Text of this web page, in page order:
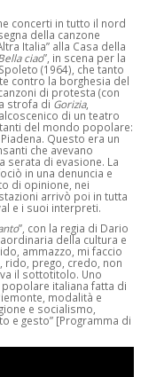
concerti in tutto il nord
della canzone
Italia” alla Casa della
ciao”, in scena per la
(1964), che tanto
contro la borghesia del
di protesta (con
strofa diGorizia,
di un teatro
del mondo popolare:
Questo era un
che avevano
serata di evasione. La
in una denuncia e
di opinione, nei
arrivò poi in tutta
e i suoi interpreti.
”, con la regia di Dario
della cultura e
ammazzo, mi faccio
rido, prego, credo, non
il sottotitolo. Uno
italiana fatta di
modalità e
e socialismo,
e gesto” [Programma di